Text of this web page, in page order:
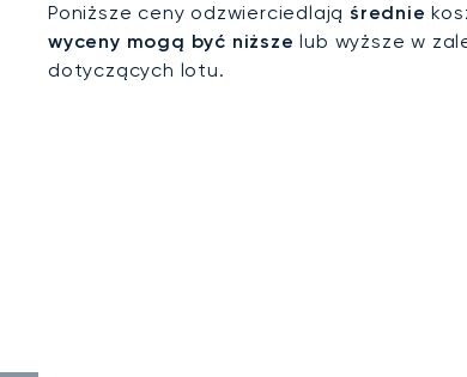
Poniższe ceny odzwierciedlają średnie
wyceny mogą być niższe lub wyższe w
dotyczących lotu.